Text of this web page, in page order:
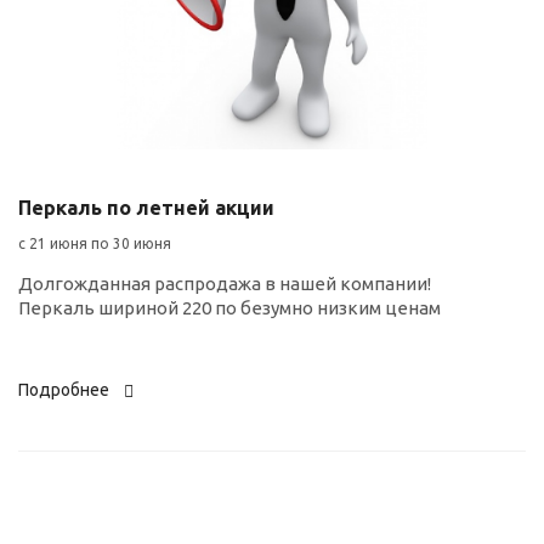
Перкаль по летней акции
с 21 июня по 30 июня
Долгожданная распродажа в нашей компании!
Перкаль шириной 220 по безумно низким ценам
Подробнее